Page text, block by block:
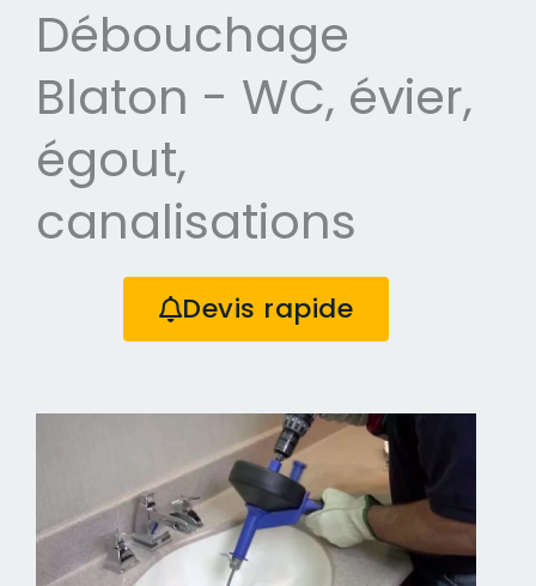
Débouchage
Blaton - WC, évier,
égout,
canalisations
Devis rapide